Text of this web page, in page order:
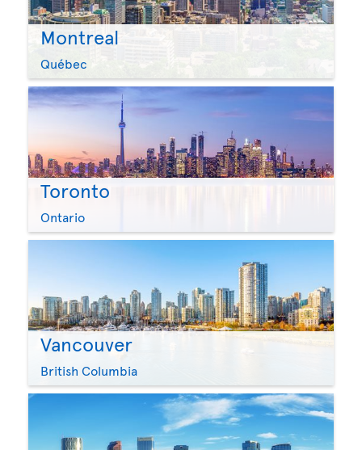
Montreal
Québec
Toronto
Ontario
Vancouver
British Columbia